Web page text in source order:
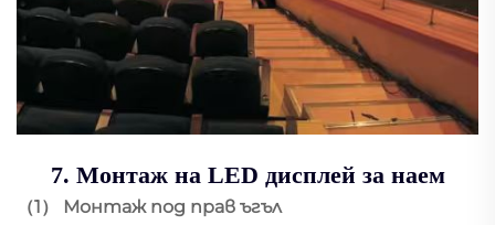
7. Монтаж на LED дисплей за наем
（1） Монтаж под прав ъгъл